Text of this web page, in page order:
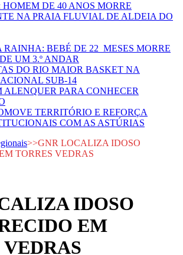
DE 40 ANOS MORRE
NA PRAIA FLUVIAL DE ALDEIA DO
BEBÉ DE 22 MESES MORRE
UM 3.º ANDAR
DO RIO MAIOR BASKET NA
SUB-14
ALENQUER PARA CONHECER
TERRITÓRIO E REFORÇA
COM AS ASTÚRIAS
>>GNR LOCALIZA IDOSO
TORRES VEDRAS
IDOSO
EM